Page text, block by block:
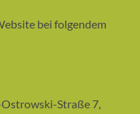
bei folgendem
Straße 7,